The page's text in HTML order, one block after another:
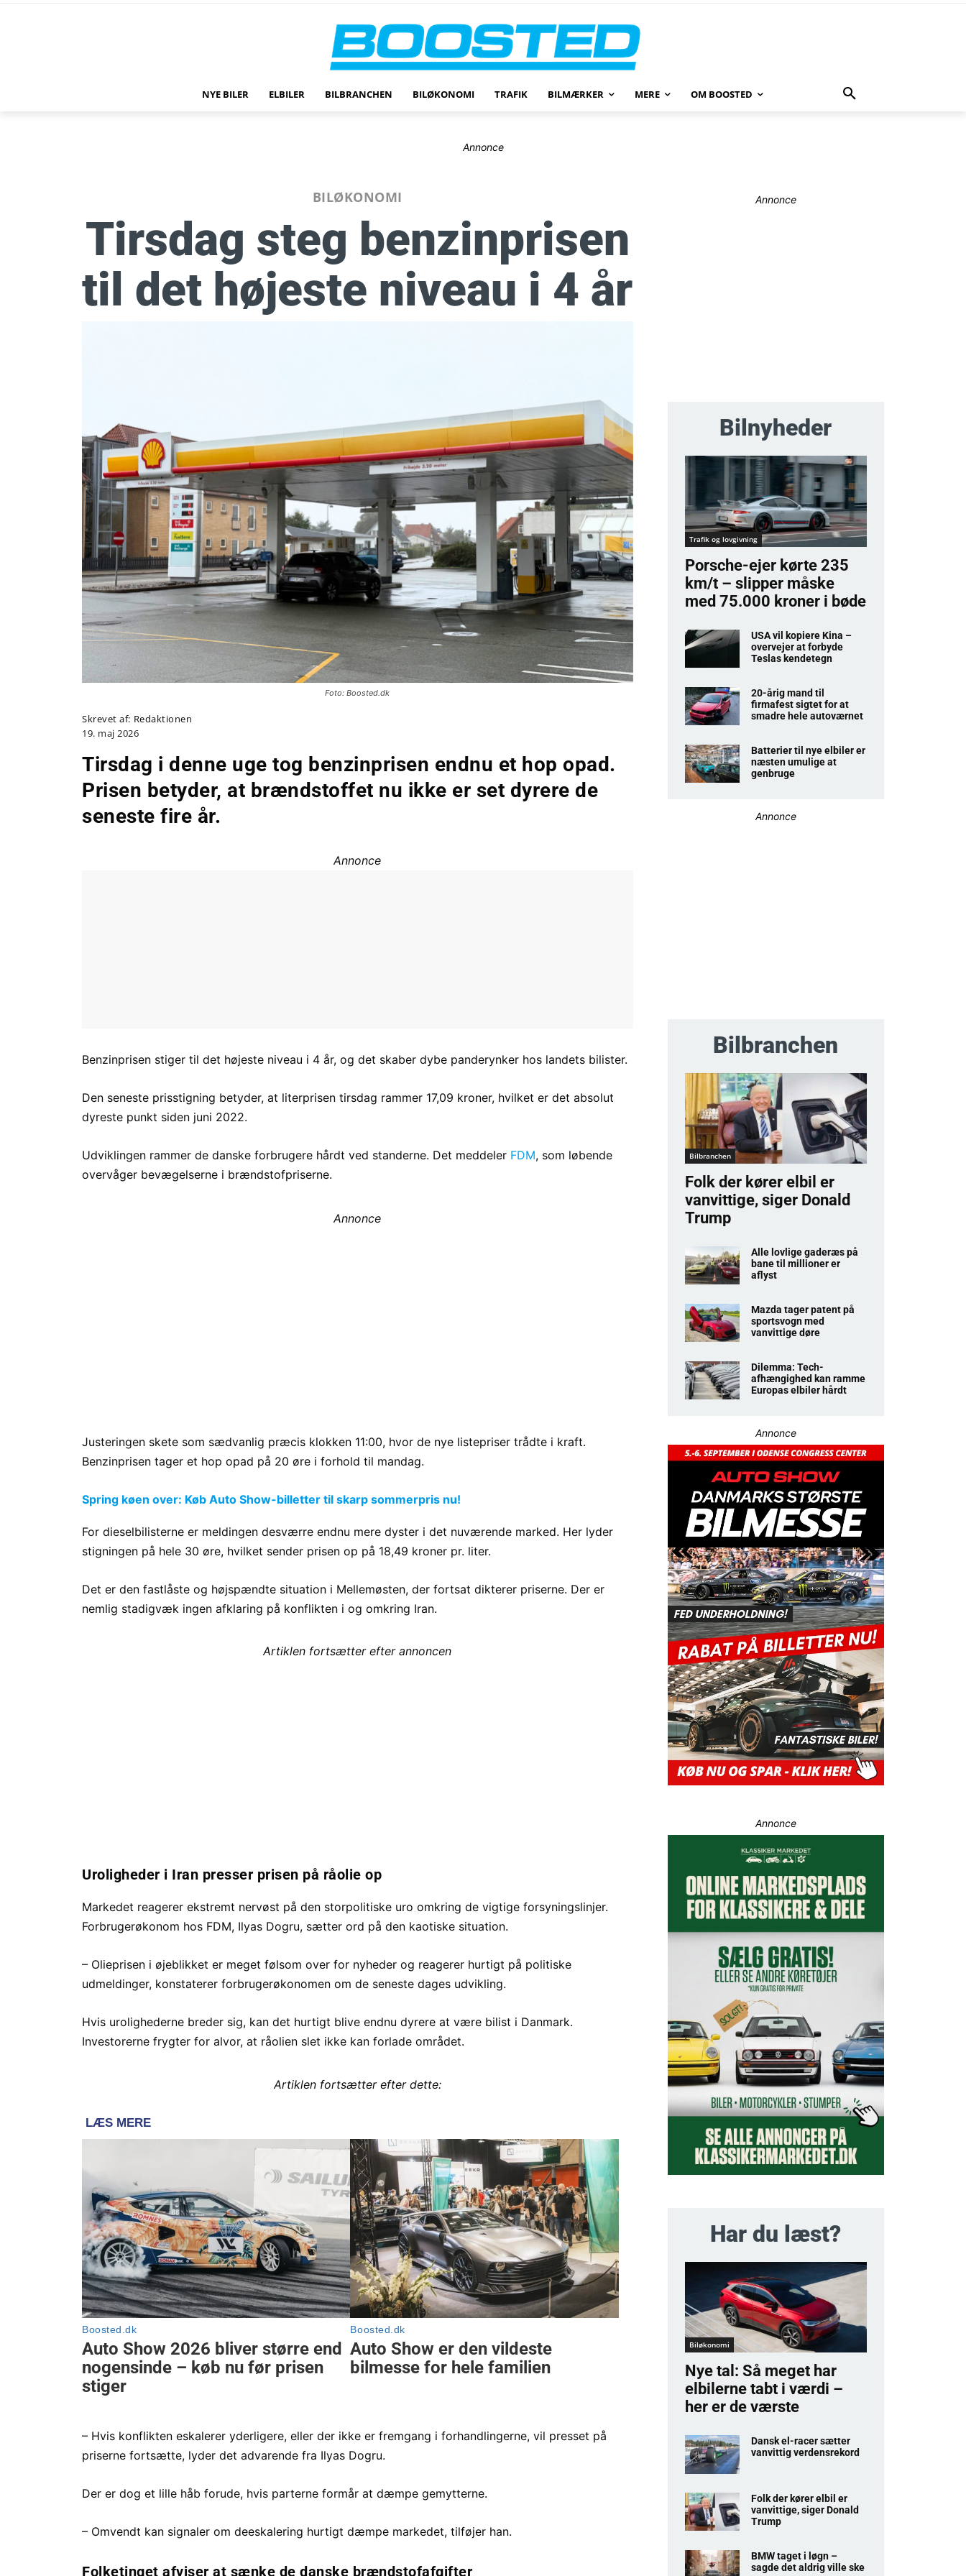
NYE BILER ELBILER BILBRANCHEN BILØKONOMI TRAFIK BILMÆRKER MERE OM BOOSTED
Annonce
BILØKONOMI
Tirsdag steg benzinprisen
til det højeste niveau i 4 år
Foto: Boosted.dk
Skrevet af: Redaktionen
19. maj 2026
Tirsdag i denne uge tog benzinprisen endnu et hop opad.
Prisen betyder, at brændstoffet nu ikke er set dyrere de
seneste fire år.
Annonce
Benzinprisen stiger til det højeste niveau i 4 år, og det skaber dybe panderynker hos landets bilister.
Den seneste prisstigning betyder, at literprisen tirsdag rammer 17,09 kroner, hvilket er det absolut
dyreste punkt siden juni 2022.
Udviklingen rammer de danske forbrugere hårdt ved standerne. Det meddeler FDM, som løbende
overvåger bevægelserne i brændstofpriserne.
Annonce
Justeringen skete som sædvanlig præcis klokken 11:00, hvor de nye listepriser trådte i kraft.
Benzinprisen tager et hop opad på 20 øre i forhold til mandag.
Spring køen over: Køb Auto Show-billetter til skarp sommerpris nu!
For dieselbilisterne er meldingen desværre endnu mere dyster i det nuværende marked. Her lyder
stigningen på hele 30 øre, hvilket sender prisen op på 18,49 kroner pr. liter.
Det er den fastlåste og højspændte situation i Mellemøsten, der fortsat dikterer priserne. Der er
nemlig stadigvæk ingen afklaring på konflikten i og omkring Iran.
Artiklen fortsætter efter annoncen
Uroligheder i Iran presser prisen på råolie op
Markedet reagerer ekstremt nervøst på den storpolitiske uro omkring de vigtige forsyningslinjer.
Forbrugerøkonom hos FDM, Ilyas Dogru, sætter ord på den kaotiske situation.
– Olieprisen i øjeblikket er meget følsom over for nyheder og reagerer hurtigt på politiske
udmeldinger, konstaterer forbrugerøkonomen om de seneste dages udvikling.
Hvis urolighederne breder sig, kan det hurtigt blive endnu dyrere at være bilist i Danmark.
Investorerne frygter for alvor, at råolien slet ikke kan forlade området.
Artiklen fortsætter efter dette:
– Hvis konflikten eskalerer yderligere, eller der ikke er fremgang i forhandlingerne, vil presset på
priserne fortsætte, lyder det advarende fra Ilyas Dogru.
Der er dog et lille håb forude, hvis parterne formår at dæmpe gemytterne.
– Omvendt kan signaler om deeskalering hurtigt dæmpe markedet, tilføjer han.
Folketinget afviser at sænke de danske brændstofafgifter
Annonce
Bilnyheder
Trafik og lovgivning
Porsche-ejer kørte 235
km/t – slipper måske
med 75.000 kroner i bøde
USA vil kopiere Kina –
overvejer at forbyde
Teslas kendetegn
20-årig mand til
firmafest sigtet for at
smadre hele autoværnet
Batterier til nye elbiler er
næsten umulige at
genbruge
Annonce
Bilbranchen
Bilbranchen
Folk der kører elbil er
vanvittige, siger Donald
Trump
Alle lovlige gaderæs på
bane til millioner er
aflyst
Mazda tager patent på
sportsvogn med
vanvittige døre
Dilemma: Tech-
afhængighed kan ramme
Europas elbiler hårdt
Annonce
Annonce
Har du læst?
Biløkonomi
Nye tal: Så meget har
elbilerne tabt i værdi –
her er de værste
Dansk el-racer sætter
vanvittig verdensrekord
Folk der kører elbil er
vanvittige, siger Donald
Trump
BMW taget i løgn –
sagde det aldrig ville ske